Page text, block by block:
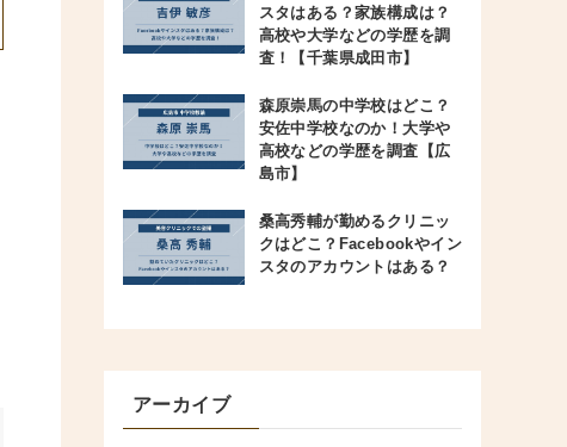
スタはある？家族構成は？
高校や大学などの学歴を調
査！【千葉県成田市】
森原崇馬の中学校はどこ？
安佐中学校なのか！大学や
高校などの学歴を調査【広
島市】
桑高秀輔が勤めるクリニッ
クはどこ？Facebookやイン
スタのアカウントはある？
アーカイブ